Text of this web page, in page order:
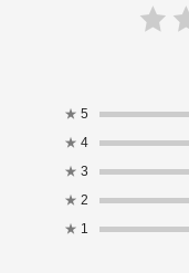
★ 5
★ 4
★ 3
★ 2
★ 1